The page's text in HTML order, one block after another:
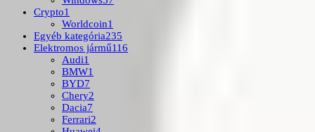
Crypto1
Worldcoin1
Egyéb kategória235
Elektromos jármű116
Audi1
BMW1
BYD7
Chery2
Dacia7
Ferrari2